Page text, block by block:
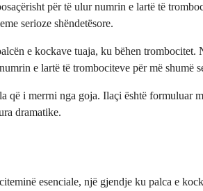
për të ulur numrin e lartë të
serioze shëndetësore.
e kockave tuaja, ku bëhen
e lartë të trombociteve për më shumë
që i merrni nga goja. Ilaçi është
dramatike.
esenciale, një gjendje ku palca e